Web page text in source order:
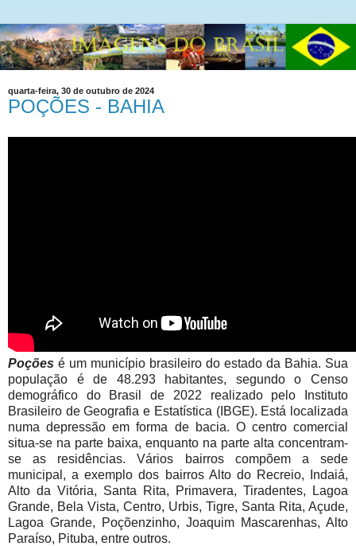
quarta-feira, 30 de outubro de 2024
POÇÕES - BAHIA
Poções é um município brasileiro do estado da Bahia. Sua
população é de 48.293 habitantes, segundo o Censo
demográfico do Brasil de 2022 realizado pelo Instituto
Brasileiro de Geografia e Estatística (IBGE). Está localizada
numa depressão em forma de bacia. O centro comercial
situa-se na parte baixa, enquanto na parte alta concentram-
se as residências. Vários bairros compõem a sede
municipal, a exemplo dos bairros Alto do Recreio, Indaiá,
Alto da Vitória, Santa Rita, Primavera, Tiradentes, Lagoa
Grande, Bela Vista, Centro, Urbis, Tigre, Santa Rita, Açude,
Lagoa Grande, Poçõenzinho, Joaquim Mascarenhas, Alto
Paraíso, Pituba, entre outros.